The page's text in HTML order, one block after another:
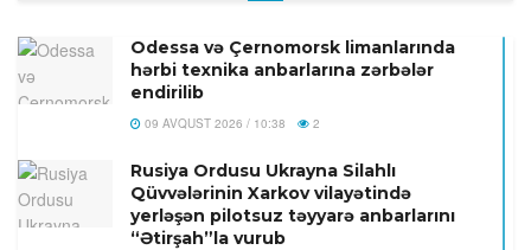
Odessa və Çernomorsk limanlarında
hərbi texnika anbarlarına zərbələr
endirilib
09 AVQUST 2026 / 10:38 2
Rusiya Ordusu Ukrayna Silahlı
Qüvvələrinin Xarkov vilayətində
yerləşən pilotsuz təyyarə anbarlarını
“Ətirşah”la vurub